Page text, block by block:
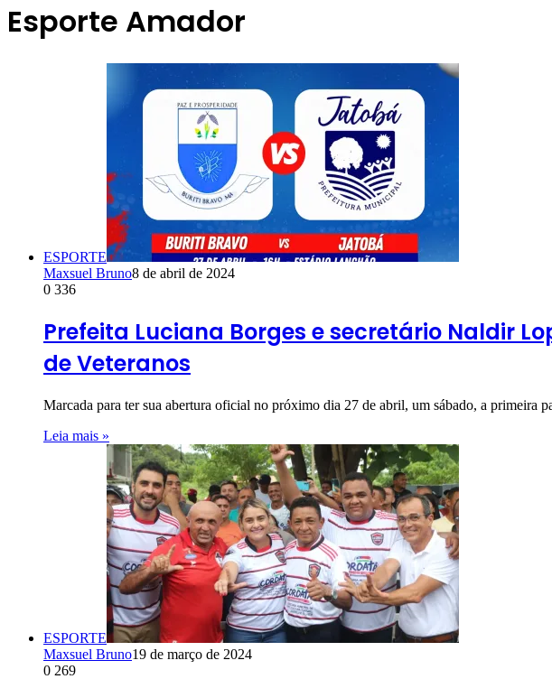
Esporte Amador
ESPORTE
Maxsuel Bruno8 de abril de 2024
0 336
Prefeita Luciana Borges e secretário Naldir
de Veteranos
Marcada para ter sua abertura oficial no próximo dia 27 de abril, um sábado, a primeira
Leia mais »
ESPORTE
Maxsuel Bruno19 de março de 2024
0 269